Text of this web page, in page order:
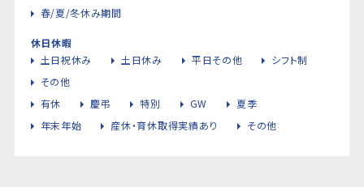
春/夏/冬休み期間
休日休暇
土日祝休み
土日休み 平日その他
シフト制
その他
有休
慶弔 特別 GW
夏季
年末年始
産休・育休取得実績あり その他